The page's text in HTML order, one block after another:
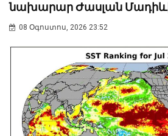
նախարար Ժասլան
08 Օգոստոս, 2026 23:52